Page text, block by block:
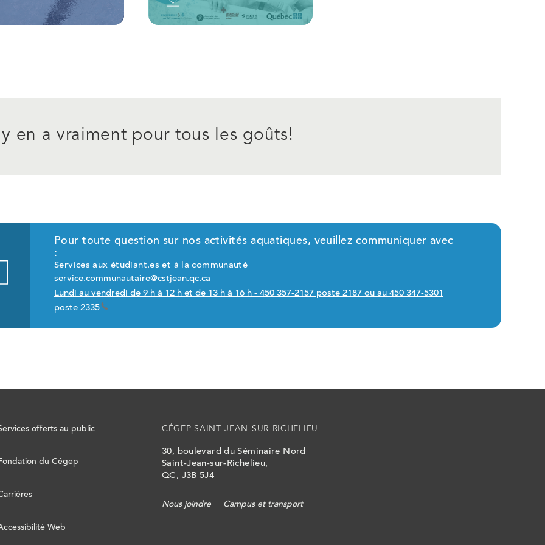
en a vraiment pour tous les goûts!
Pour toute question sur nos activités aquatiques, veuillez communiquer avec
:
Services aux étudiant.es et à la communauté
service.communautaire@cstjean.qc.ca
Lundi au vendredi de 9 h à 12 h et de 13 h à 16 h - 450 357-2157 poste 2187 ou au 450 347-5301
poste 2335
offerts au public
du Cégep
Web
CÉGEP SAINT-JEAN-SUR-RICHELIEU
30, boulevard du Séminaire Nord
Saint-Jean-sur-Richelieu,
QC, J3B 5J4
Nous joindre Campus et transport